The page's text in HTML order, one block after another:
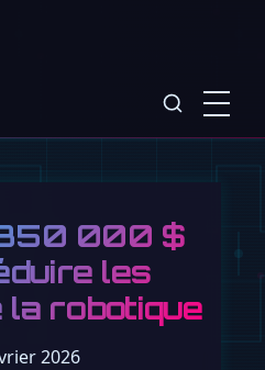
350 000 $
les
la robotique
2026